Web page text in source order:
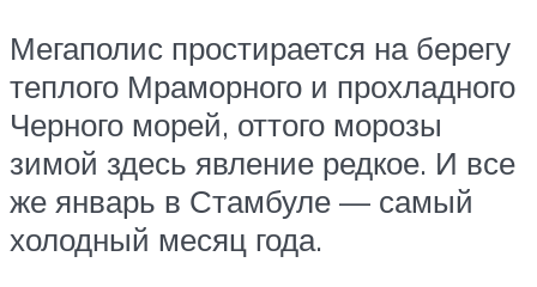
Мегаполис простирается на берегу
теплого Мраморного и прохладного
Черного морей, оттого морозы
зимой здесь явление редкое. И все
же январь в Стамбуле — самый
холодный месяц года.